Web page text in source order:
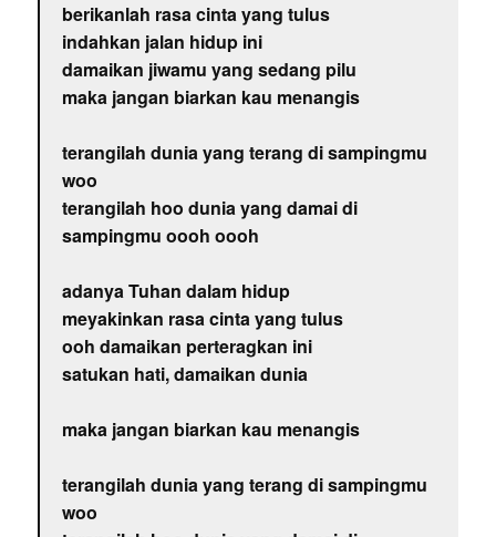
berikanlah rasa cinta yang tulus
indahkan jalan hidup ini
damaikan jiwamu yang sedang pilu
maka jangan biarkan kau menangis
terangilah dunia yang terang di sampingmu
woo
terangilah hoo dunia yang damai di
sampingmu oooh oooh
adanya Tuhan dalam hidup
meyakinkan rasa cinta yang tulus
ooh damaikan perteragkan ini
satukan hati, damaikan dunia
maka jangan biarkan kau menangis
terangilah dunia yang terang di sampingmu
woo